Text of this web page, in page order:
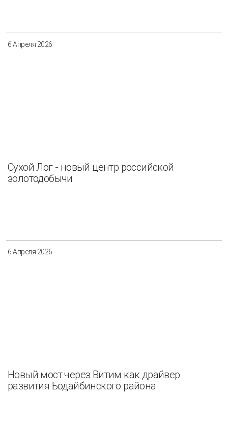
6 Апреля 2026
Сухой Лог - новый центр российской
золотодобычи
6 Апреля 2026
Новый мост через Витим как драйвер
развития Бодайбинского района